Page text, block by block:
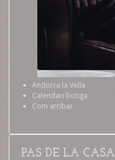
Andorra la Vella
Calendari botiga
Com arribar
PAS DE LA CASA